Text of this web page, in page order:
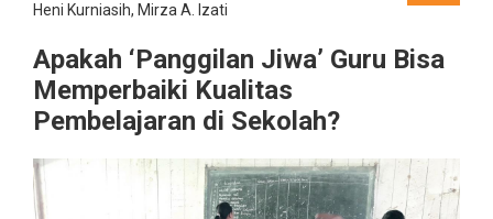
Heni Kurniasih, Mirza A. Izati
Apakah ‘Panggilan Jiwa’ Guru Bisa
Memperbaiki Kualitas
Pembelajaran di Sekolah?